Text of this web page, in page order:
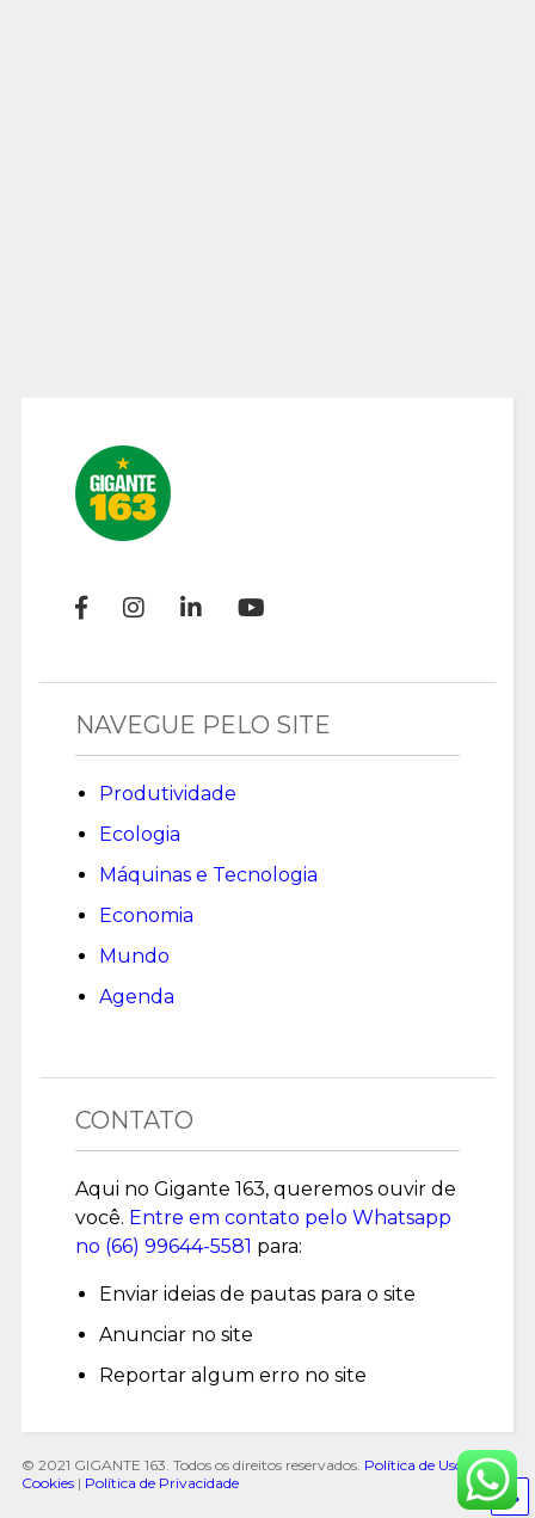
NAVEGUE PELO SITE
Produtividade
Ecologia
Máquinas e Tecnologia
Economia
Mundo
Agenda
CONTATO
Aqui no Gigante 163, queremos ouvir de
você. Entre em contato pelo Whatsapp
no (66) 99644-5581 para:
Enviar ideias de pautas para o site
Anunciar no site
Reportar algum erro no site
© 2021 GIGANTE 163. Todos os direitos reservados. Política de Uso de
Cookies| Política de Privacidade